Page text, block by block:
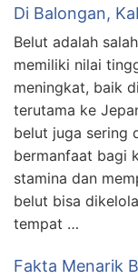
Di Balongan,
Belut adalah
memiliki nilai
meningkat, baik
terutama ke
belut juga sering
bermanfaat bagi
stamina dan
belut bisa
tempat …
Fakta Menarik